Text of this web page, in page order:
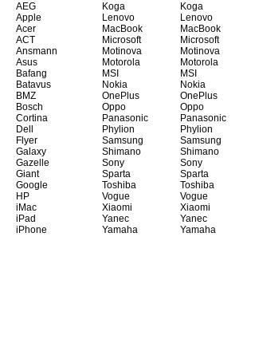
AEG
Apple
Acer
ACT
Ansmann
Asus
Bafang
Batavus
BMZ
Bosch
Cortina
Dell
Flyer
Galaxy
Gazelle
Giant
Google
HP
iMac
iPad
iPhone
Koga
Lenovo
MacBook
Microsoft
Motinova
Motorola
MSI
Nokia
OnePlus
Oppo
Panasonic
Phylion
Samsung
Shimano
Sony
Sparta
Toshiba
Vogue
Xiaomi
Yanec
Yamaha
Koga
Lenovo
MacBook
Microsoft
Motinova
Motorola
MSI
Nokia
OnePlus
Oppo
Panasonic
Phylion
Samsung
Shimano
Sony
Sparta
Toshiba
Vogue
Xiaomi
Yanec
Yamaha